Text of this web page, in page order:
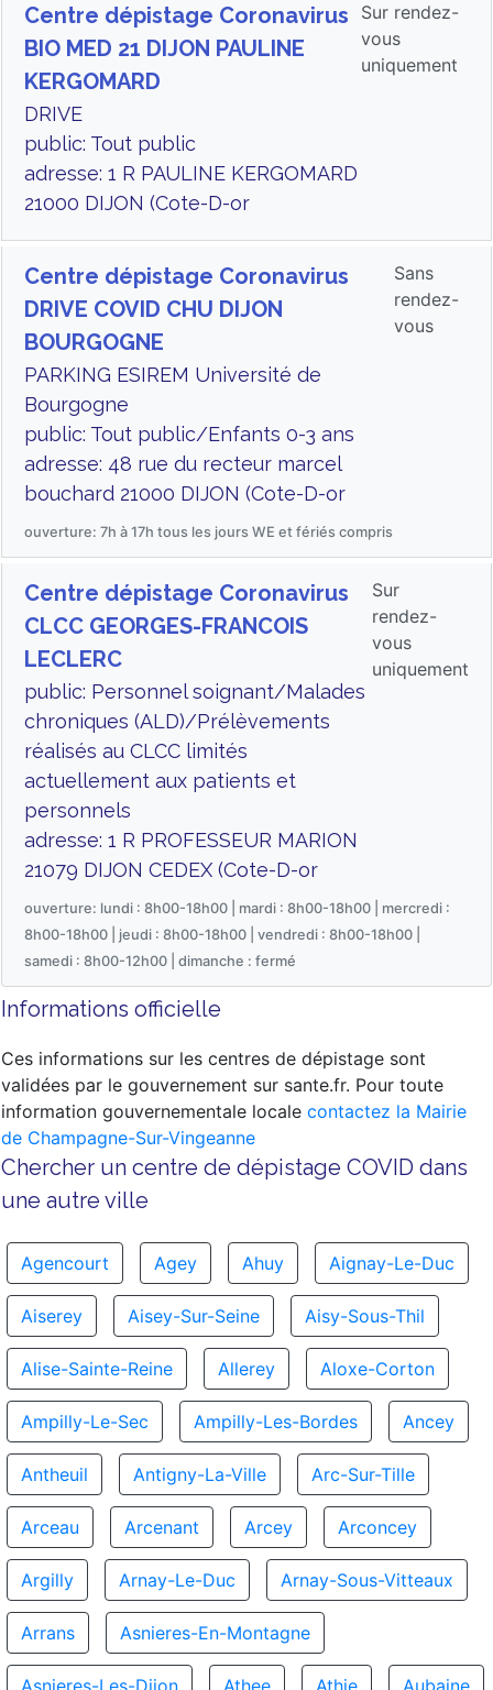
Centre dépistage Coronavirus
BIO MED 21 DIJON PAULINE
KERGOMARD
DRIVE
public: Tout public
adresse: 1 R PAULINE KERGOMARD
21000 DIJON (Cote-D-or
Sur rendez-
vous
uniquement
Centre dépistage Coronavirus
DRIVE COVID CHU DIJON
BOURGOGNE
PARKING ESIREM Université de
Bourgogne
public: Tout public/Enfants 0-3 ans
adresse: 48 rue du recteur marcel
bouchard 21000 DIJON (Cote-D-or
Sans
rendez-
vous
ouverture: 7h à 17h tous les jours WE et fériés compris
Centre dépistage Coronavirus
CLCC GEORGES-FRANCOIS
LECLERC
public: Personnel soignant/Malades
chroniques (ALD)/Prélèvements
réalisés au CLCC limités
actuellement aux patients et
personnels
adresse: 1 R PROFESSEUR MARION
21079 DIJON CEDEX (Cote-D-or
Sur
rendez-
vous
uniquement
ouverture: lundi : 8h00-18h00 | mardi : 8h00-18h00 | mercredi :
8h00-18h00 | jeudi : 8h00-18h00 | vendredi : 8h00-18h00 |
samedi : 8h00-12h00 | dimanche : fermé
Informations officielle
Ces informations sur les centres de dépistage sont
validées par le gouvernement sur sante.fr. Pour toute
information gouvernementale locale contactez la Mairie
de Champagne-Sur-Vingeanne
Chercher un centre de dépistage COVID dans
une autre ville
Agencourt Agey Ahuy Aignay-Le-Duc
Aiserey Aisey-Sur-Seine Aisy-Sous-Thil
Alise-Sainte-Reine Allerey Aloxe-Corton
Ampilly-Le-Sec Ampilly-Les-Bordes Ancey
Antheuil Antigny-La-Ville Arc-Sur-Tille
Arceau Arcenant Arcey Arconcey
Argilly Arnay-Le-Duc Arnay-Sous-Vitteaux
Arrans Asnieres-En-Montagne
Asnieres-Les-Dijon Athee Athie Aubaine